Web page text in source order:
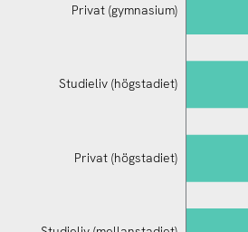
Privat (gymnasium)
Studieliv (högstadiet)
Privat (högstadiet)